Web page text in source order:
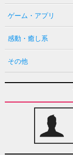
ゲーム・アプリ
感動・癒し系
その他